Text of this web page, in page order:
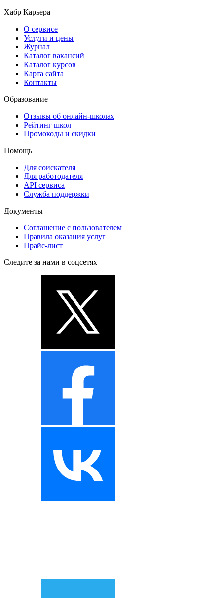
Хабр Карьера
О сервисе
Услуги и цены
Журнал
Каталог вакансий
Каталог курсов
Карта сайта
Контакты
Образование
Отзывы об онлайн-школах
Рейтинг школ
Промокоды и скидки
Помощь
Для соискателя
Для работодателя
API сервиса
Служба поддержки
Документы
Соглашение с пользователем
Правила оказания услуг
Прайс-лист
Следите за нами в соцсетях